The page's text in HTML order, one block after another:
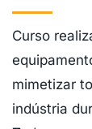
Curso
mimetizar
indústria